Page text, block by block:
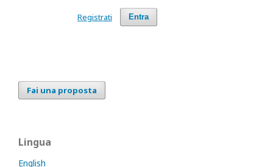
Entra
Registrati
Fai una proposta
Lingua
English